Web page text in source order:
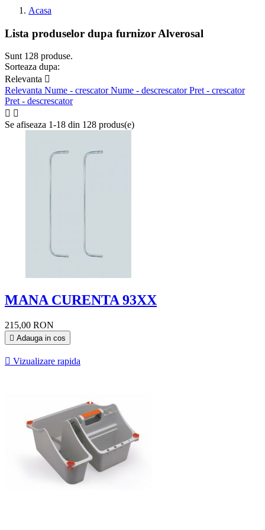
Acasa
Lista produselor dupa furnizor Alverosal
Sunt 128 produse.
Sorteaza dupa:
Relevanta 
Relevanta Nume - crescatorNume - descrescatorPret - crescator
Pret - descrescator
 
Se afiseaza 1-18 din 128 produs(e)
MANA CURENTA 93XX
215,00 RON
 Adauga in cos
 Vizualizare rapida